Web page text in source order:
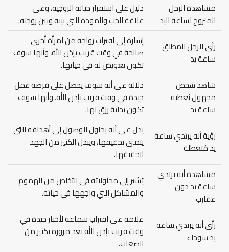
مشاهدة الرجل
المتزوج لساعة اليد
دليل على استقرار حياته الزوجية، وعلى
علاقة الحب والمودة التي بينه وبين زوجته.
رأى الرجل المطلق
ساعة يد
إشارة إلى اقتراب زواجه من امرأة أخرى
صالحة في وقت قريب بإذن الله، وأنها سوف
تكون تعويض له في حياتها.
شاهد شخص
مجهول يُعطيه
ساعة يد
دلالة على أنه سوف يحصل على فرصة عمل
جيدة في وقت قريب بإذن الله، وأنها سوف
تكون بداية رزق لها.
رؤية أنه يرتدي ساعة
يد مُتعطلة
يدل على أنه يحاول الوصول إلى أهدافه التي
يتمنى تحقيقها، ويبذل الكثير من الجهد
لتحقيقها.
مشاهدة أنه يرتدي
ساعة يد دون
عقارب
يُشير إلى محاولاته في التخلص من الهموم
والمشاكل التي واجهها في حياته.
رأى أنه يرتدي ساعة
يد سوداء
علامة على اقتراب سماعه لأخبار جيدة في
وقت قريب بإذن الله بعد مروره بكثير من
الصعاب.